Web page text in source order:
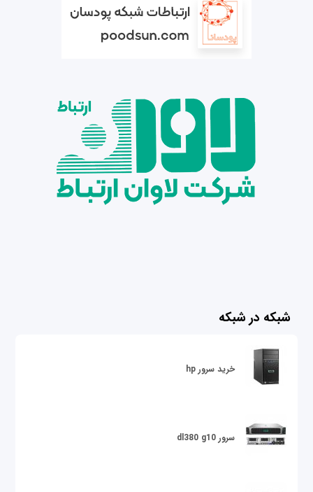
شبکه در شبکه
خرید سرور hp
سرور dl380 g10